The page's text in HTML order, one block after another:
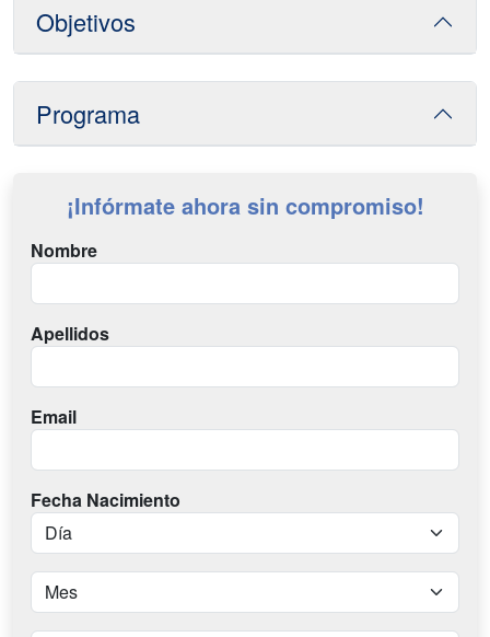
Objetivos
Programa
¡Infórmate ahora sin compromiso!
Nombre
Apellidos
Email
Fecha Nacimiento